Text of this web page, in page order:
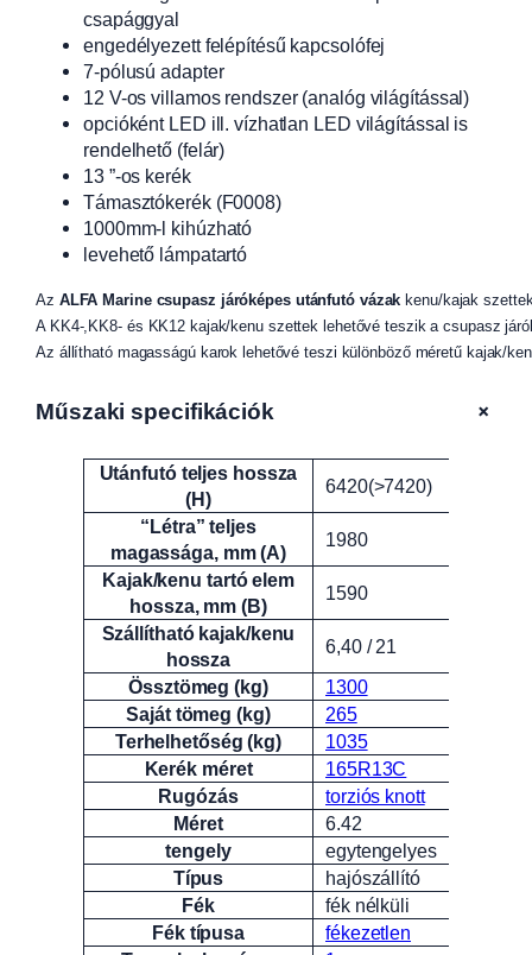
csapággyal
engedélyezett felépítésű kapcsolófej
7-pólusú adapter
12 V-os villamos rendszer (analóg világítással)
opcióként LED ill. vízhatlan LED világítással is
rendelhető (felár)
13 ”-os kerék
Támasztókerék (F0008)
1000mm-l kihúzható
levehető lámpatartó
Az ALFA Marine csupasz járóképes utánfutó vázak kenu/kajak
A KK4-,KK8- és KK12 kajak/kenu szettek lehetővé teszik a csupasz
Az állítható magasságú karok lehetővé teszi különböző méretű kajak/
Műszaki specifikációk +
Attribútumok Érték
Utánfutó teljes hossza
(H)
6420(>7420)
“Létra” teljes
magassága, mm (A)
1980
Kajak/kenu tartó elem
hossza, mm (B)
1590
Szállítható kajak/kenu
hossza
6,40 / 21
Össztömeg (kg)
1300
Saját tömeg (kg)
265
Terhelhetőség (kg)
1035
Kerék méret
165R13C
Rugózás
torziós knott
Méret
6.42
tengely
egytengelyes
Típus
hajószállító
Fék
fék nélküli
Fék típusa
fékezetlen